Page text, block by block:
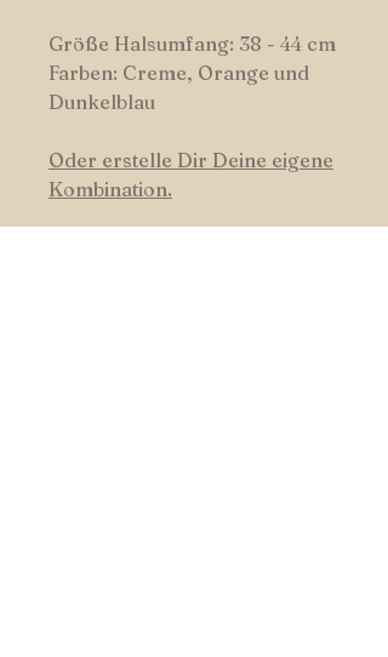
Größe Halsumfang: 38 - 44 cm
Farben: Creme, Orange und
Dunkelblau
Oder erstelle Dir Deine eigene
Kombination.